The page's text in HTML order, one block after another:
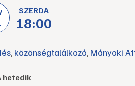
SZERDA
18:00
, közönségtalálkozó, Mányoki
hetedik